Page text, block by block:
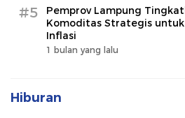
#5
Pemprov Lampung
Komoditas Strategis
Inflasi
1 bulan yang lalu
Hiburan